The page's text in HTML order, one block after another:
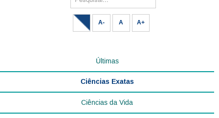
Legislação
A- A A+
Últimas
Ciências Exatas
Ciências da Vida